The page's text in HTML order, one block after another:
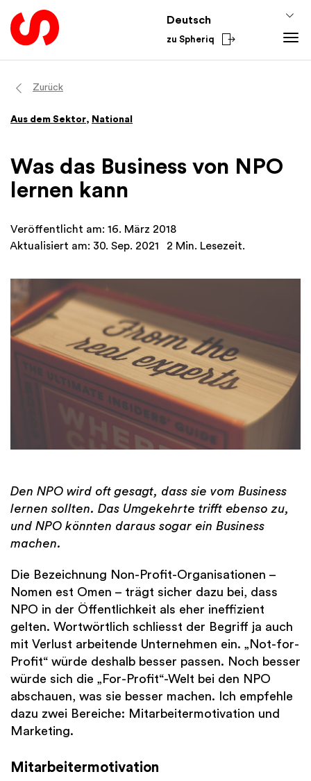
Deutsch
zu Spheriq
Verzeichnis
Recherche
Spenden-Tools
Fundraising-Tipps
Finanzen
Academy
Aus dem Sektor
International
Zurück
Aus dem Sektor, National
Was das Business von NPO
lernen kann
Veröffentlicht am: 16. März 2018
Aktualisiert am: 30. Sep. 2021
2 Min. Lesezeit.
Den NPO wird oft gesagt, dass sie vom Business
lernen sollten. Das Umgekehrte trifft ebenso zu,
und NPO könnten daraus sogar ein Business
machen.
Die Bezeichnung Non-Profit-Organisationen –
Nomen est Omen – trägt sicher dazu bei, dass
NPO in der Öffentlichkeit als eher ineffizient
gelten. Wortwörtlich schliesst der Begriff ja auch
mit Verlust arbeitende Unternehmen ein. „Not-for-
Profit“ würde deshalb besser passen. Noch besser
würde sich die „For-Profit“-Welt bei den NPO
abschauen, was sie besser machen. Ich empfehle
dazu zwei Bereiche: Mitarbeitermotivation und
Marketing.
Mitarbeitermotivation